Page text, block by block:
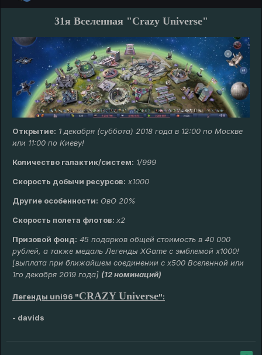
31я Вселенная "Crazy Universe"
Открытие: 1 декабря (суббота) 2018 года в 12:00 по Москве
или 11:00 по Киеву!
Количество галактик/систем: 1/999
Скорость добычи ресурсов: х1000
Другие особенности: ОвО 20%
Скорость полета флотов: х2
Призовой фонд: 45 подарков общей стоимость в 40 000
рублей, а также медаль Легенды XGame с эмблемой х1000!
[выплата при ближайшем соединении с х500 Вселенной или
1го декабря 2019 года] (12 номинаций)
Легенды uni96 "CRAZY Universe":
- davids